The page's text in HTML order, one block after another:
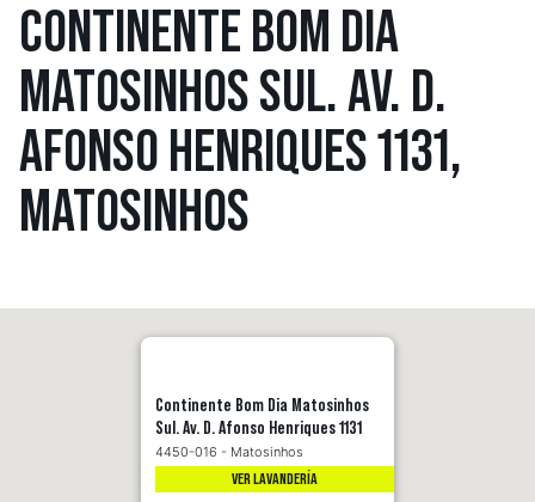
CONTINENTE BOM DIA
MATOSINHOS SUL. AV. D.
AFONSO HENRIQUES 1131,
MATOSINHOS
Continente Bom Dia Matosinhos
Sul. Av. D. Afonso Henriques 1131
4450-016 - Matosinhos
VER LAVANDERÍA